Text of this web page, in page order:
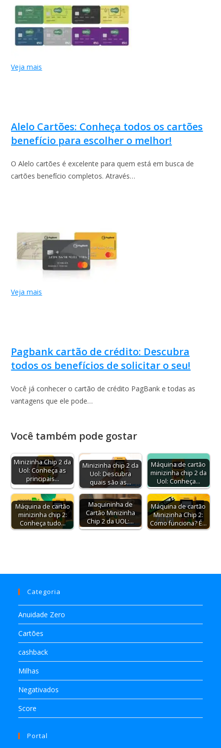
Veja mais
Alelo Cartões: Conheça todos os cartões
benefício para escolher o melhor!
O Alelo cartões é excelente para quem está em busca de
cartões benefício completos. Através…
Veja mais
Pagbank cartão de crédito: Descubra
todos os benefícios de solicitar o seu!
Você já conhecer o cartão de crédito PagBank e todas as
vantagens que ele pode…
Você também pode gostar
Minizinha Chip 2 da
Uol: Conheça as
principais…
Minizinha chip 2 da
Uol: Descubra
quais são as…
Máquina de cartão
minizinha chip 2 da
Uol: Conheça…
Máquina de cartão
minizinha chip 2:
Conheça tudo…
Maquininha de
Cartão Minizinha
Chip 2 da UOL:…
Máquina de cartão
Minizinha Chip 2:
Como funciona? É…
Categoria
Anuidade Zero
Cartões
cashback
Milhas
Negativados
Score
Portal